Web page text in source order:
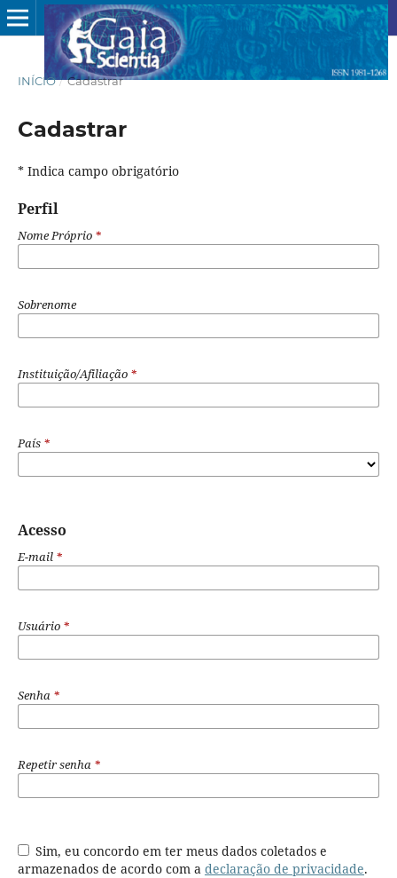
INÍCIO / Cadastrar
Cadastrar
* Indica campo obrigatório
Perfil
Nome Próprio *
Sobrenome
Instituição/Afiliação *
País *
Acesso
E-mail *
Usuário *
Senha *
Repetir senha *
Sim, eu concordo em ter meus dados coletados e
armazenados de acordo com a declaração de privacidade.